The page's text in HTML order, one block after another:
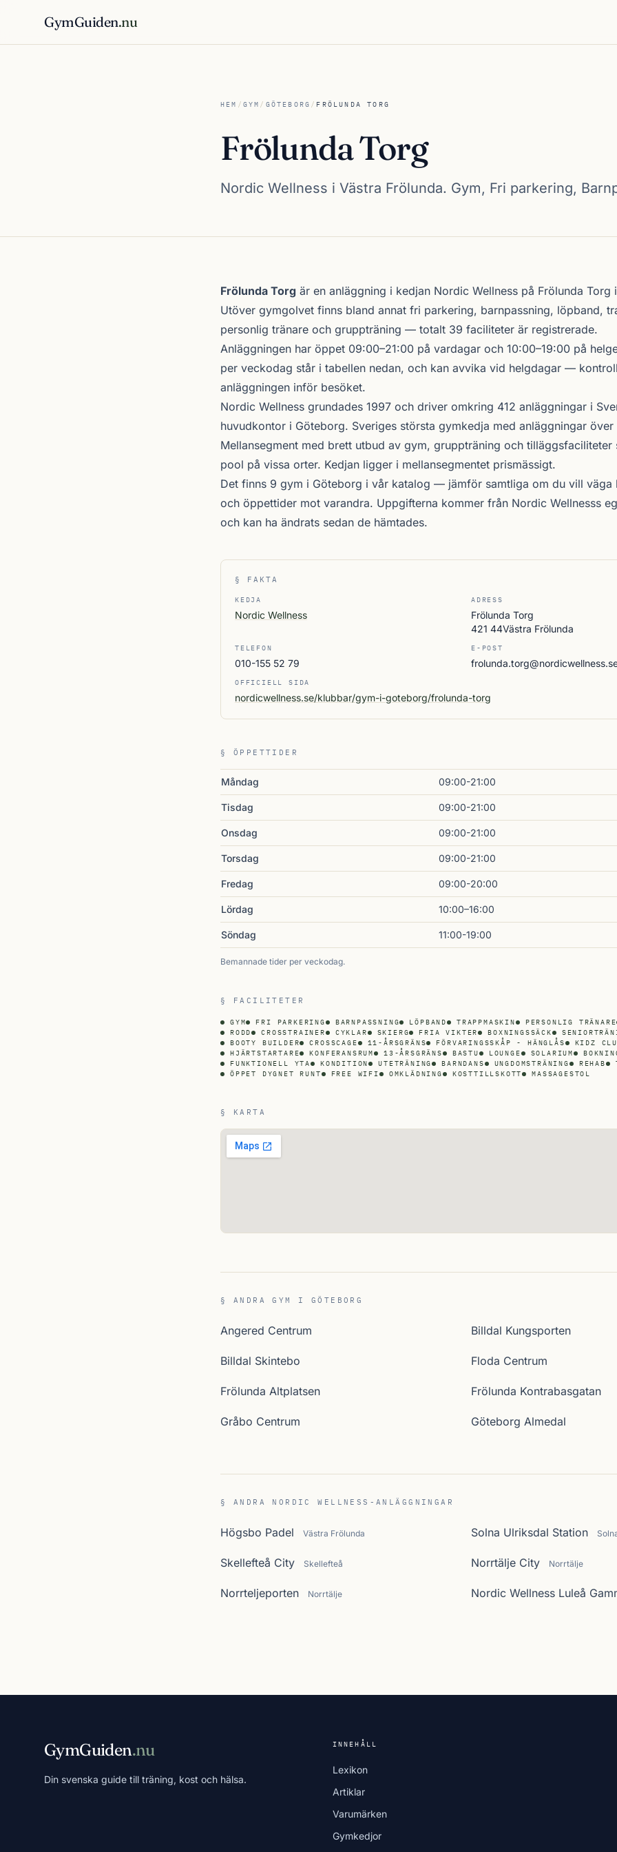
GymGuiden.nu
HEM / GYM / GÖTEBORG / FRÖLUNDA TORG
Frölunda Torg
Nordic Wellness i Västra Frölunda. Gym, Fri parkering,
Om Frölunda Torg
Frölunda Torg är en anläggning i kedjan Nordic Wellness på Frölunda Torg
Utöver gymgolvet finns bland annat fri parkering, barnpassning, löpband,
personlig tränare och gruppträning — totalt 39 faciliteter är registrerade.
Anläggningen har öppet 09:00–21:00 på vardagar och 10:00–19:00 på
per veckodag står i tabellen nedan, och kan avvika vid helgdagar —
anläggningen inför besöket.
Nordic Wellness grundades 1997 och driver omkring 412 anläggningar i
huvudkontor i Göteborg. Sveriges största gymkedja med anläggningar över
Mellansegment med brett utbud av gym, gruppträning och tilläggsfaciliteter
pool på vissa orter. Kedjan ligger i mellansegmentet prismässigt.
Det finns 9 gym i Göteborg i vår katalog — jämför samtliga om du vill väga
och öppettider mot varandra. Uppgifterna kommer från Nordic Wellnesss
och kan ha ändrats sedan de hämtades.
§ FAKTA
KEDJA
Nordic Wellness
ADRESS
Frölunda Torg
421 44Västra Frölunda
TELEFON
010-155 52 79
E-POST
OFFICIELL SIDA
nordicwellness.se/klubbar/gym-i-goteborg/frolunda-torg
§ ÖPPETTIDER
Måndag 09:00-21:00
Tisdag 09:00-21:00
Onsdag 09:00-21:00
Torsdag 09:00-21:00
Fredag 09:00-20:00
Lördag 10:00–16:00
Söndag 11:00-19:00
Bemannade tider per veckodag.
§ FACILITETER
GYM FRI PARKERING BARNPASSNING LÖPBAND TRAPPMASKIN
PERSONLIG TRÄNARE
RODD
CROSSTRAINER CYKLAR SKIERG FRIA VIKTER BOXNINGSSÄCK
BOOTY BUILDER
CROSSCAGE 11-ÅRSGRÄNS FÖRVARINGSSKÅP - HÄNGLÅS
KIDZ
HJÄRTSTARTARE
KONFERANSRUM 13-ÅRSGRÄNS BASTU LOUNGE SOLARIUM
FUNKTIONELL YTA
KONDITION UTETRÄNING BARNDANS UNGDOMSTRÄNING REHAB
ÖPPET DYGNET RUNT
FREE WIFI OMKLÄDNING KOSTTILLSKOTT MASSAGESTOL
§ KARTA
§ ANDRA GYM I GÖTEBORG
Angered Centrum Billdal Kungsporten
Billdal Skintebo Floda Centrum
Frölunda Altplatsen Frölunda Kontrabasgatan
Gråbo Centrum Göteborg Almedal
§ ANDRA NORDIC WELLNESS-ANLÄGGNINGAR
Högsbo Padel Västra Frölunda Solna Ulriksdal Station
Skellefteå City Skellefteå Norrtälje City Norrtälje
Norrteljeporten Norrtälje Nordic Wellness Luleå
GymGuiden.nu
Din svenska guide till träning, kost och hälsa.
INNEHÅLL
Lexikon
Artiklar
Varumärken
Gymkedjor